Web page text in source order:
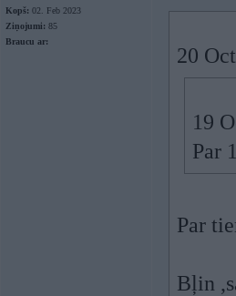
Kopš: 02. Feb 2023
Ziņojumi: 85
Braucu ar:
20
19
Par
Par
Bļin